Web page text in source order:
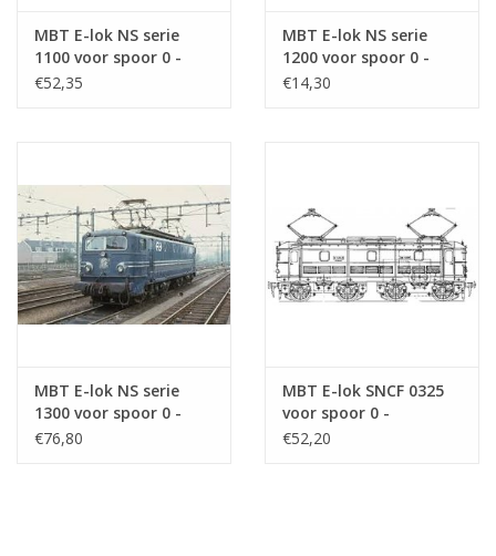
MBT E-lok NS serie
1100 voor spoor 0 -
Bouwtekening Schaal 1
€52,35
MBT E-lok NS serie
1200 voor spoor 0 -
Bouwtekening Schaal 1
€14,30
MBT E-lok NS serie
1300 voor spoor 0 -
Bouwtekening Schaal 1
€76,80
MBT E-lok SNCF 0325
voor spoor 0 -
Bouwtekening Schaal 1
€52,20